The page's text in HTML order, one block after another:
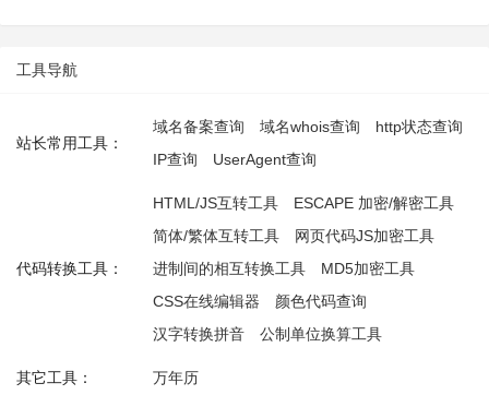
工具导航
站长常用工具：
域名备案查询 域名whois查询
http状态查询
IP查询
UserAgent查询
代码转换工具：
HTML/JS互转工具
ESCAPE 加密/解密工具
简体/繁体互转工具
网页代码JS加密工具
进制间的相互转换工具
MD5加密工具
CSS在线编辑器
颜色代码查询
汉字转换拼音
公制单位换算工具
其它工具： 万年历